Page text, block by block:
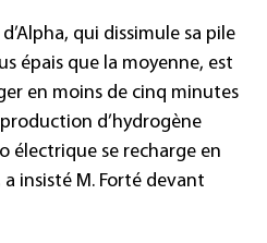
qui dissimule sa pile
épais que la moyenne, est
en moins de cinq minutes
d’hydrogène
électrique se recharge en
insisté M. Forté devant